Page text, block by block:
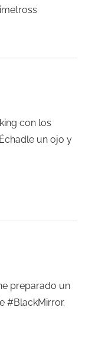
con los
un ojo y
preparado un
#BlackMirror.